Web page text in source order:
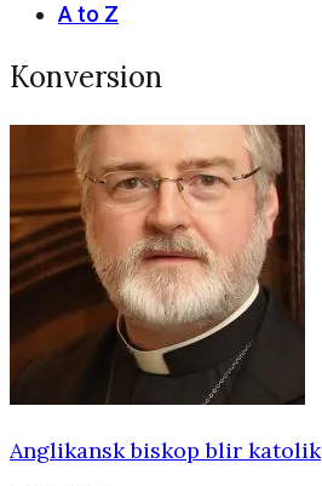
A to Z
Konversion
Anglikansk biskop blir katolik